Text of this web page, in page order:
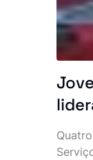
no
estes
uma